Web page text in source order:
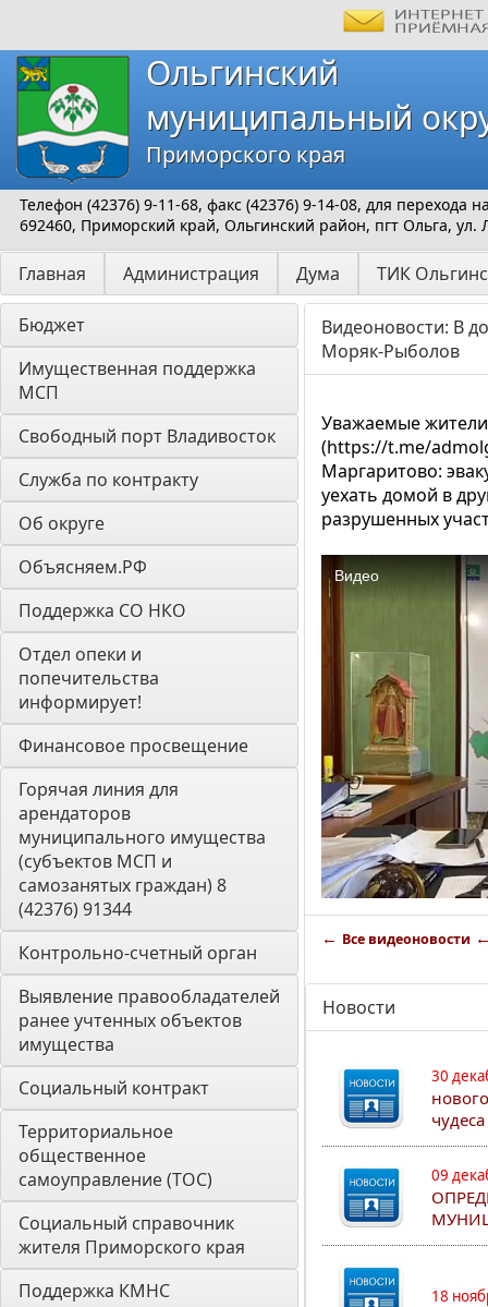
Ольгинский
муниципальный
Приморского края
Телефон (42376) 9-11-68, факс (42376) 9-14-08, для перехода
692460, Приморский край, Ольгинский район, пгт Ольга, ул.
Главная Администрация Дума ТИК
Бюджет
Имущественная поддержка
МСП
Свободный порт Владивосток
Служба по контракту
Об округе
Объясняем.РФ
Поддержка СО НКО
Отдел опеки и
попечительства
информирует!
Финансовое просвещение
Горячая линия для
арендаторов
муниципального имущества
(субъектов МСП и
самозанятых граждан) 8
(42376) 91344
Контрольно-счетный орган
Выявление правообладателей
ранее учтенных объектов
имущества
Социальный контракт
Территориальное
общественное
самоуправление (ТОС)
Социальный справочник
жителя Приморского края
Поддержка КМНС
Видеоновости: В
Моряк-Рыболов
Уважаемые жители
(https://t.me/
Маргаритово:
уехать домой в
разрушенных
← Все видеоновости
Новости
30
09
18